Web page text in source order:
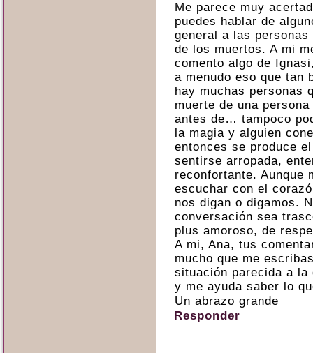
Me parece muy
puedes hablar de
general a las
de los muertos. A mi
comento algo de
a menudo eso que tan
hay muchas personas
muerte de una
antes de… tampoco
la magia y alguien
entonces se produce
sentirse arropada,
reconfortante. Aunque
escuchar con el
nos digan o digamos.
conversación sea
plus amoroso, de
A mi, Ana, tus
mucho que me
situación parecida a la
y me ayuda saber lo
Un abrazo grande
Responder